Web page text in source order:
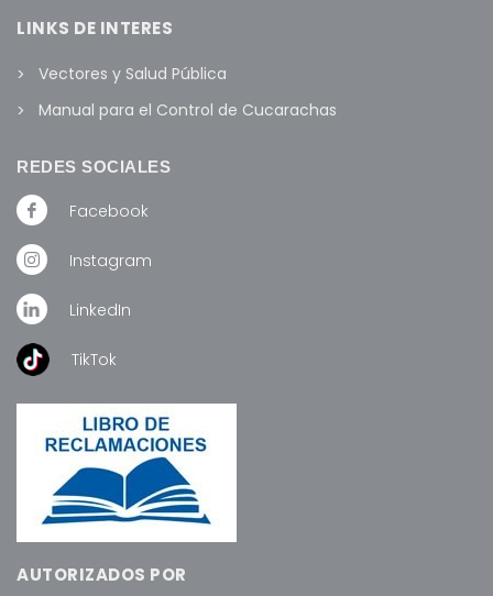
LINKS DE INTERES
Vectores y Salud Pública
Manual para el Control de Cucarachas
REDES SOCIALES
Facebook
Instagram
LinkedIn
TikTok
AUTORIZADOS POR